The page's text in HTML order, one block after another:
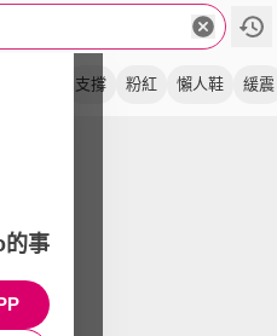
支撐 粉紅 懶人鞋 緩震
的事